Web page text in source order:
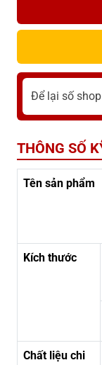
THÔNG SỐ
Tên sản phẩm
Kích thước
Chất liệu chi